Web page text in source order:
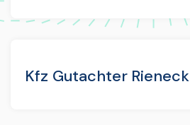
Kfz Gutachter Rieneck